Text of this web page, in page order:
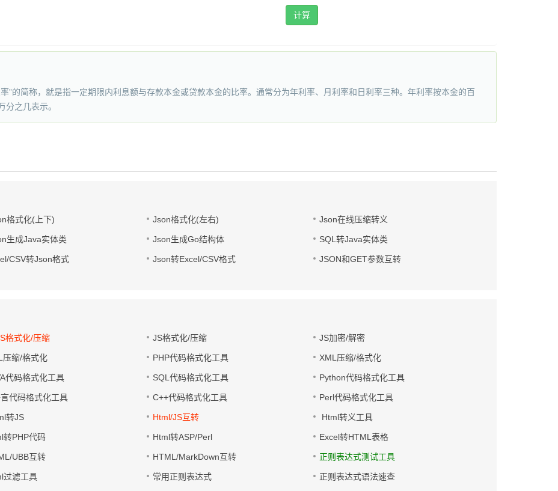
计算
”的简称，就是指一定期限内利息额与存款本金或贷款本金的比率。通常分为年利率、月利率和日利率三种。年利率按本金的百
之几表示。
格式化(上下) Json格式化(左右) Json在线压缩转义
生成Java实体类 Json生成Go结构体 SQL转Java实体类
CSV转Json格式 Json转Excel/CSV格式 JSON和GET参数互转
格式化/压缩 JS格式化/压缩 JS加密/解密
压缩/格式化 PHP代码格式化工具 XML压缩/格式化
代码格式化工具 SQL代码格式化工具 Python代码格式化工具
代码格式化工具 C++代码格式化工具 Perl代码格式化工具
转JS Html/JS互转 Html转义工具
转PHP代码 Html转ASP/Perl Excel转HTML表格
UBB互转 HTML/MarkDown互转 正则表达式测试工具
过滤工具 常用正则表达式 正则表达式语法速查